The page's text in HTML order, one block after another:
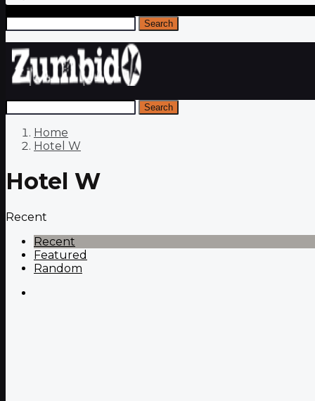
Search
Search
Home
Hotel W
Hotel W
Recent
Recent
Featured
Random